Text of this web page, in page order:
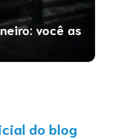
você as
do blog